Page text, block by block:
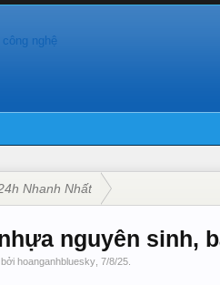
Nhanh Nhất
nguyên sinh,
hoanganhbluesky 7/8/25